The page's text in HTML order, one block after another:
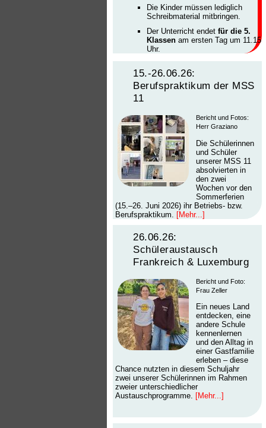
Die Kinder müssen lediglich
Schreibmaterial mitbringen.
Der Unterricht endetfür die 5.
Klassen am ersten Tag um 11.15
Uhr.
15.-26.06.26:
Berufspraktikum der MSS
11
Bericht und Fotos:
Herr Graziano
Die Schülerinnen
und Schüler
unserer MSS 11
absolvierten in
den zwei
Wochen vor den
Sommerferien
(15.–26. Juni 2026) ihr Betriebs- bzw.
Berufspraktikum. [Mehr...]
26.06.26:
Schüleraustausch
Frankreich & Luxemburg
Bericht und Foto:
Frau Zeller
Ein neues Land
entdecken, eine
andere Schule
kennenlernen
und den Alltag in
einer Gastfamilie
erleben – diese
Chance nutzten in diesem Schuljahr
zwei unserer Schülerinnen im Rahmen
zweier unterschiedlicher
Austauschprogramme. [Mehr...]